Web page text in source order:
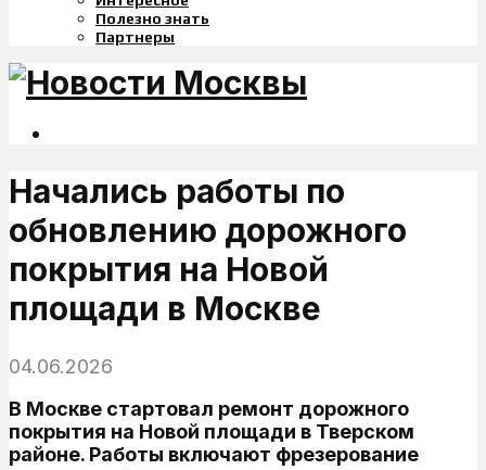
Полезно знать
Партнеры
Начались работы по
обновлению дорожного
покрытия на Новой
площади в Москве
04.06.2026
В Москве стартовал ремонт дорожного
покрытия на Новой площади в Тверском
районе. Работы включают фрезерование